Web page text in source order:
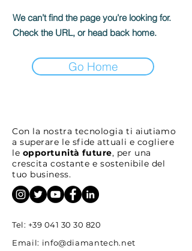
We can’t find the page you’re looking for.
Check the URL, or head back home.
Go Home
Con la nostra tecnologia ti aiutiamo
a superare le sfide attuali e cogliere
le opportunità future, per una
crescita costante e sostenibile del
tuo business.
Tel: +39 041 30 30 820
Email: info@diamantech.net